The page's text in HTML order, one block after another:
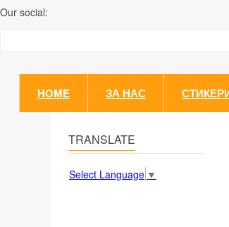
Our social:
HOME ЗА НАС
TRANSLATE
Select Language ▼